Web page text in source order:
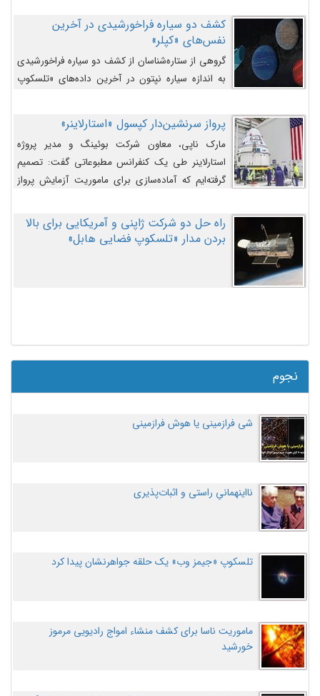
کشف دو سیاره فراخورشیدی در آخرین
نفس‌های «کپلر»
گروهی از ستاره‌شناسان از کشف دو سیاره فراخورشیدی
به اندازه سیاره نپتون در آخرین داده‌های «تلسکوپ
پرواز سرنشین‌دار کپسول «استارلاینر»
مارک ناپی، معاون شرکت بوئینگ و مدیر پروژه
استارلاینر طی یک کنفرانس مطبوعاتی گفت: تصمیم
گرفته‌ایم که آماده‌سازی برای ماموریت آزمایش پرواز
اصلاح کنیم.
راه حل دو شرکت ژاپنی و آمریکایی برای بالا
بردن مدار «تلسکوپ فضایی هابل»
نجوم
شی فرازمینی یا هوش فرازمینی
نااینهمانیِ راستی و اثبات‌پذیری
تلسکوپ «جیمز وب» یک حلقه جواهرنشان پیدا کرد
ماموریت ناسا برای کشف منشاء امواج رادیویی مرموز
خورشید